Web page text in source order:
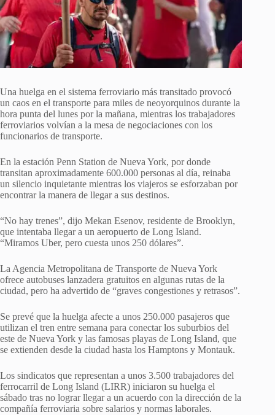
Una huelga en el sistema ferroviario más transitado provocó
un caos en el transporte para miles de neoyorquinos durante la
hora punta del lunes por la mañana, mientras los trabajadores
ferroviarios volvían a la mesa de negociaciones con los
funcionarios de transporte.
En la estación Penn Station de Nueva York, por donde
transitan aproximadamente 600.000 personas al día, reinaba
un silencio inquietante mientras los viajeros se esforzaban por
encontrar la manera de llegar a sus destinos.
“No hay trenes”, dijo Mekan Esenov, residente de Brooklyn,
que intentaba llegar a un aeropuerto de Long Island.
“Miramos Uber, pero cuesta unos 250 dólares”.
La Agencia Metropolitana de Transporte de Nueva York
ofrece autobuses lanzadera gratuitos en algunas rutas de la
ciudad, pero ha advertido de “graves congestiones y retrasos”.
Se prevé que la huelga afecte a unos 250.000 pasajeros que
utilizan el tren entre semana para conectar los suburbios del
este de Nueva York y las famosas playas de Long Island, que
se extienden desde la ciudad hasta los Hamptons y Montauk.
Los sindicatos que representan a unos 3.500 trabajadores del
ferrocarril de Long Island (LIRR) iniciaron su huelga el
sábado tras no lograr llegar a un acuerdo con la dirección de la
compañía ferroviaria sobre salarios y normas laborales.